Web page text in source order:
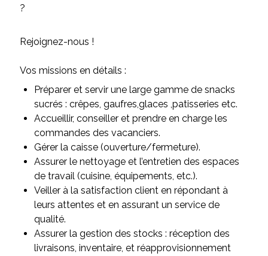
?
Rejoignez-nous !
Vos missions en détails :
Préparer et servir une large gamme de snacks
sucrés : crêpes, gaufres,glaces ,patisseries etc.
Accueillir, conseiller et prendre en charge les
commandes des vacanciers.
Gérer la caisse (ouverture/fermeture).
Assurer le nettoyage et l’entretien des espaces
de travail (cuisine, équipements, etc.).
Veiller à la satisfaction client en répondant à
leurs attentes et en assurant un service de
qualité.
Assurer la gestion des stocks : réception des
livraisons, inventaire, et réapprovisionnement